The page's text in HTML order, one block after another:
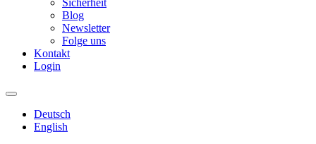
Sicherheit
Blog
Newsletter
Folge uns
Kontakt
Login
Deutsch
English